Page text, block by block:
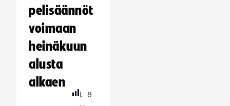
pelisäännöt
voimaan
heinäkuun
alusta
alkaen
L 8